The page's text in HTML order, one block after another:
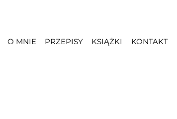
O MNIE
PRZEPISY KSIĄŻKI KONTAKT